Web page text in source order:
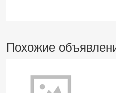
Похожие